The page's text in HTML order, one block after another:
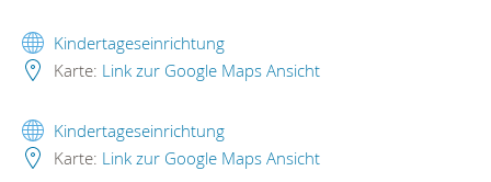
Kindertageseinrichtung
Karte: Link zur Google Maps Ansicht
Kindertageseinrichtung
Karte: Link zur Google Maps Ansicht